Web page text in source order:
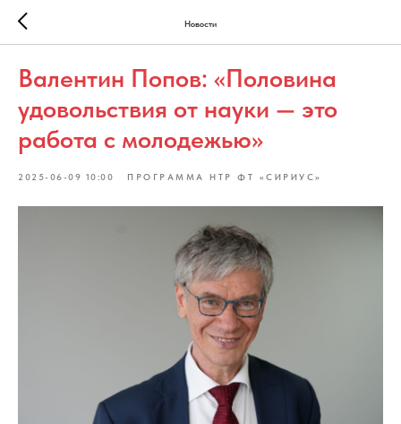
Новости
Валентин Попов: «Половина
удовольствия от науки — это
работа с молодежью»
2025-06-09 10:00 ПРОГРАММА НТР ФТ «СИРИУС»